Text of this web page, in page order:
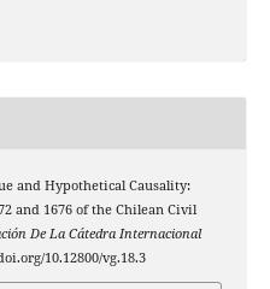
and Hypothetical Causality:
and 1676 of the Chilean Civil
De La Cátedra Internacional
10.12800/vg.18.3